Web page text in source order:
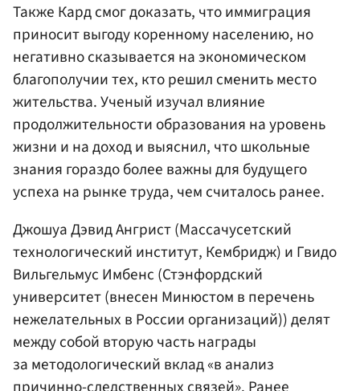
Также Кард смог доказать, что иммиграция
приносит выгоду коренному населению, но
негативно сказывается на экономическом
благополучии тех, кто решил сменить место
жительства. Ученый изучал влияние
продолжительности образования на уровень
жизни и на доход и выяснил, что школьные
знания гораздо более важны для будущего
успеха на рынке труда, чем считалось ранее.
Джошуа Дэвид Ангрист (Массачусетский
технологический институт, Кембридж) и Гвидо
Вильгельмус Имбенс (Стэнфордский
университет (внесен Минюстом в перечень
нежелательных в России организаций)) делят
между собой вторую часть награды
за методологический вклад «в анализ